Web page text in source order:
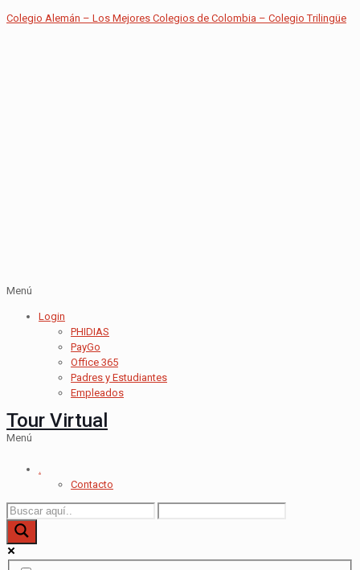
Colegio Alemán – Los Mejores Colegios de Colombia – Colegio Trilingüe
Menú
Login
PHIDIAS
PayGo
Office 365
Padres y Estudiantes
Empleados
Tour Virtual
Menú
.
Contacto